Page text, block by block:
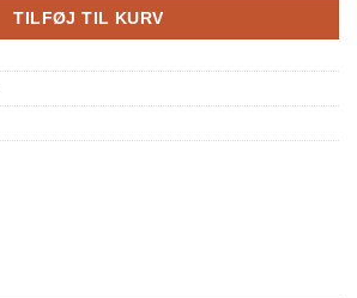
TILFØJ TIL KURV